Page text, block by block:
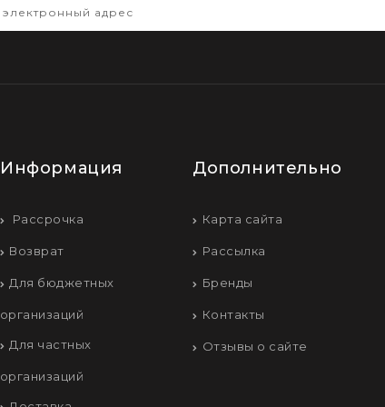
Информация
Рассрочка
Возврат
Для бюджетных
организаций
Для частных
организаций
Дополнительно
Карта сайта
Рассылка
Бренды
Контакты
Отзывы о сайте